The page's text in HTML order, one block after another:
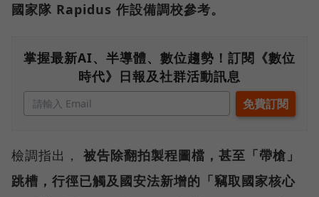
國家隊 Rapidus 作設備調校參考。
掌握最新AI、半導體、數位趨勢！訂閱《數位
時代》日報及社群活動訊息
檢調指出， 被告除翻拍製程圖檔，甚至「帶槍」
跳槽，行徑已觸及國安法新增的「竊取國家核心